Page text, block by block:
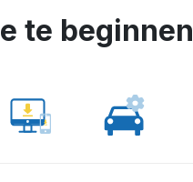
te beginnen